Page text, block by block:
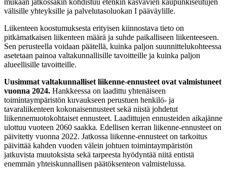
mukaan jatkossakin kohdistuu etenkin kasvavien kaupunkiseutujen
välisille yhteyksille ja palvelutasoluokan I pääväylille.
Liikenteen koostumuksesta erityisen kiinnostava tieto on
pitkämatkaisen liikenteen määrä ja suhde paikalliseen liikenteeseen.
Sen perusteella voidaan päätellä, kuinka paljon suunnittelukohteessa
asetetaan painoa valtakunnallisille tavoitteille ja kuinka paljon
alueellisille tavoitteille.
Uusimmat valtakunnalliset liikenne-ennusteet ovat valmistuneet
vuonna 2024. Hankkeessa on laadittu yhtenäiseen
toimintaympäristön kuvaukseen perustuen henkilö- ja
tavaraliikenteen kokonaisennusteet sekä niistä johdetut
liikennemuotokohtaiset ennusteet. Laadittujen ennusteiden aikajänne
ulottuu vuoteen 2060 saakka. Edellisen kerran liikenne-ennusteet on
päivitetty vuonna 2022. Jatkossa liikenne-ennusteet on tarkoitus
päivittää kahden vuoden välein johtuen toimintaympäristön
jatkuvista muutoksista sekä tarpeesta hyödyntää niitä entistä
enemmän yhteiskunnallisen päätöksenteon valmistelussa.